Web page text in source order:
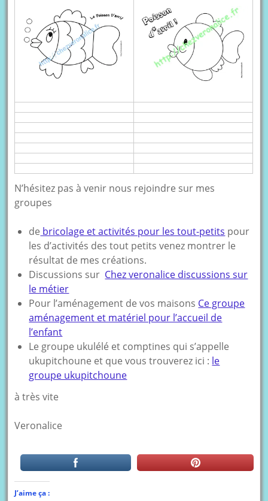
N’hésitez pas à venir nous rejoindre sur mes
groupes
de bricolage et activités pour les tout-petits pour
les d’activités des tout petits venez montrer le
résultat de mes créations.
Discussions sur Chez veronalice discussions sur
le métier
Pour l’aménagement de vos maisons Ce groupe
aménagement et matériel pour l’accueil de
l’enfant
Le groupe ukulélé et comptines qui s’appelle
ukupitchoune et que vous trouverez ici : le
groupe ukupitchoune
à très vite
Veronalice
J’aime ça :